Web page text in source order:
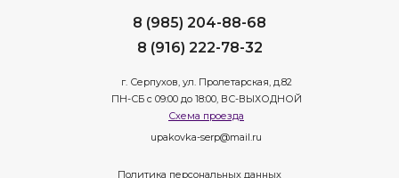
8 (985) 204-88-68
8 (916) 222-78-32
г. Серпухов, ул. Пролетарская, д.82
ПН-СБ с 09:00 до 18:00, ВС-ВЫХОДНОЙ
Схема проезда
upakovka-serp@mail.ru
Политика персональных данных